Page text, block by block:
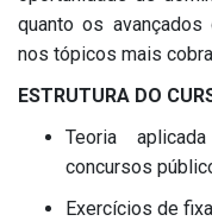
quanto os
nos tópicos mais
ESTRUTURA DO
Teoria
concursos
Exercícios de